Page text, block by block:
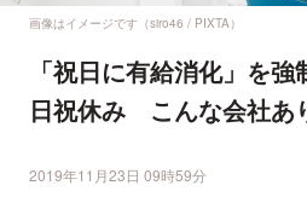
画像はイメージです（siro46 / PIXTA）
「祝日に有給消化」を
日祝休み こんな会社あ
2019年11月23日 09時59分